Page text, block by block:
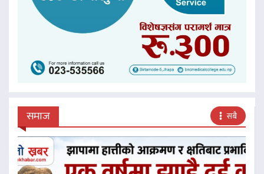
समाज सबै